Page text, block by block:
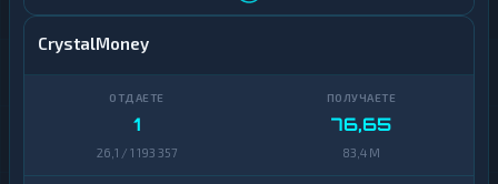
CrystalMoney
1
26,1 / 1 193 357
76,65
83,4 M